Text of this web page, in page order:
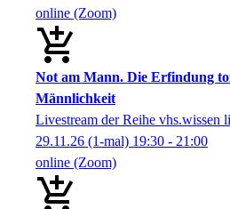
online (Zoom)
Not am Mann. Die Erfindung
Männlichkeit
Livestream der Reihe vhs.wissen
29.11.26 (1-mal) 19:30 - 21:00
online (Zoom)